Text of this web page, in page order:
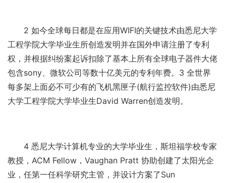
2 如今全球每日都是在应用WIFI的关键技术由悉尼大学
工程学院大学毕业生所创造发明并在国外申请注册了专利
权，并根据纠纷案起诉扣除了基本上所有全球电子器件大佬
包含sony、微软公司等数十亿美元的专利年费。3 全世界
每多架上面必不可少有的飞机黑匣子(航行监控软件)由悉尼
大学工程学院大学毕业生David Warren创造发明。
4 悉尼大学计算机专业的大学毕业生，斯坦福学校专家
教授，ACM Fellow，Vaughan Pratt 协助创建了太阳光企
业，任第一任科学研究主管，并设计方案了Sun